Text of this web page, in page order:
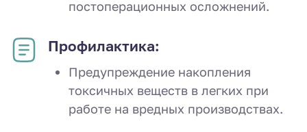
постоперационных осложнений.
Профилактика:
Предупреждение накопления
токсичных веществ в легких при
работе на вредных производствах.